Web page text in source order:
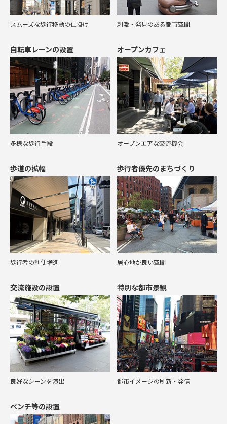
スムーズな歩行移動の仕掛け 刺激・発見のある都市空間
自転車レーンの設置
多様な歩行手段
オープンカフェ
オープンエアな交流機会
歩道の拡幅
歩行者の利便増進
歩行者優先のまちづくり
居心地が良い空間
交流施設の設置
良好なシーンを演出
特別な都市景観
都市イメージの刷新・発信
ベンチ等の設置